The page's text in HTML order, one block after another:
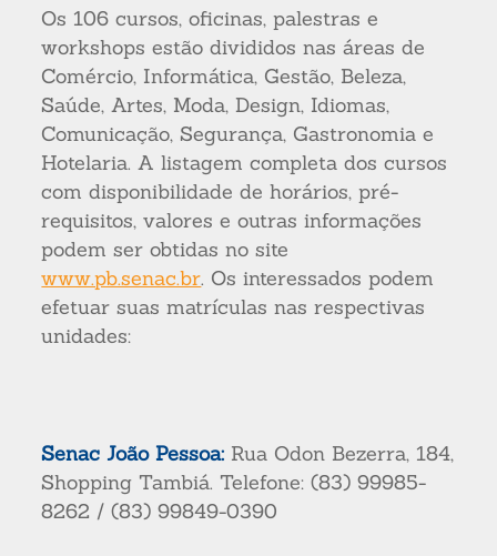
Os 106 cursos, oficinas, palestras e
workshops estão divididos nas áreas de
Comércio, Informática, Gestão, Beleza,
Saúde, Artes, Moda, Design, Idiomas,
Comunicação, Segurança, Gastronomia e
Hotelaria. A listagem completa dos cursos
com disponibilidade de horários, pré-
requisitos, valores e outras informações
podem ser obtidas no site
www.pb.senac.br. Os interessados podem
efetuar suas matrículas nas respectivas
unidades:
Senac João Pessoa: Rua Odon Bezerra, 184,
Shopping Tambiá. Telefone: (83) 99985-
8262 / (83) 99849-0390